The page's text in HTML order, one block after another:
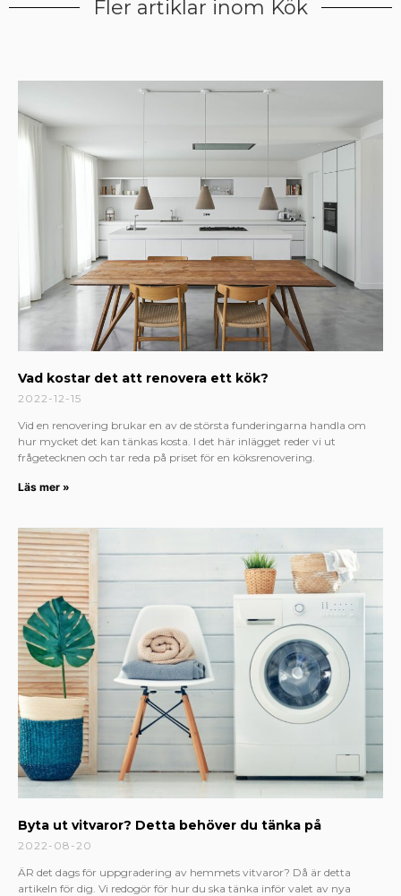
Fler artiklar inom Kök
Vad kostar det att renovera ett kök?
2022-12-15
Vid en renovering brukar en av de största funderingarna handla om
hur mycket det kan tänkas kosta. I det här inlägget reder vi ut
frågetecknen och tar reda på priset för en köksrenovering.
Läs mer »
Byta ut vitvaror? Detta behöver du tänka på
2022-08-20
ÄR det dags för uppgradering av hemmets vitvaror? Då är detta
artikeln för dig. Vi redogör för hur du ska tänka inför valet av nya